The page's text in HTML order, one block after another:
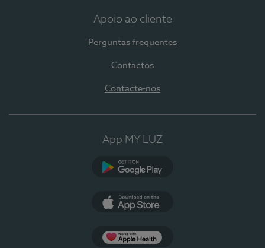
Apoio ao cliente
Perguntas frequentes
Contactos
Contacte-nos
App MY LUZ